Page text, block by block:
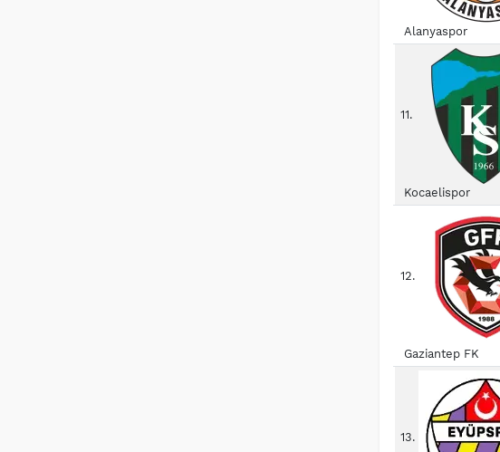
Alanyaspor
11.
Kocaelispor
12.
Gaziantep FK
13.